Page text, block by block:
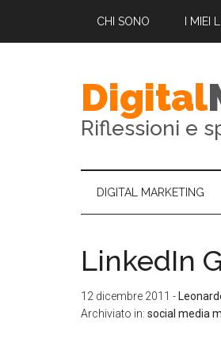
CHI SONO I MIEI
Digital
Riflessioni e
DIGITAL MARKETING
LinkedIn
12 dicembre 2011 -
Archiviato in: social media